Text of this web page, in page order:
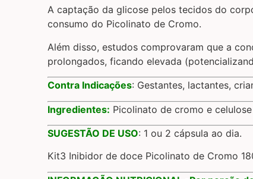
A captação da glicose pelos tecidos do
consumo do Picolinato de Cromo.
Além disso, estudos comprovaram que a
prolongados, ficando elevada
Contra Indicações: Gestantes, lactantes,
Ingredientes: Picolinato de cromo e
SUGESTÃO DE USO: 1 ou 2 cápsula ao dia.
Kit3 Inibidor de doce Picolinato de Cromo